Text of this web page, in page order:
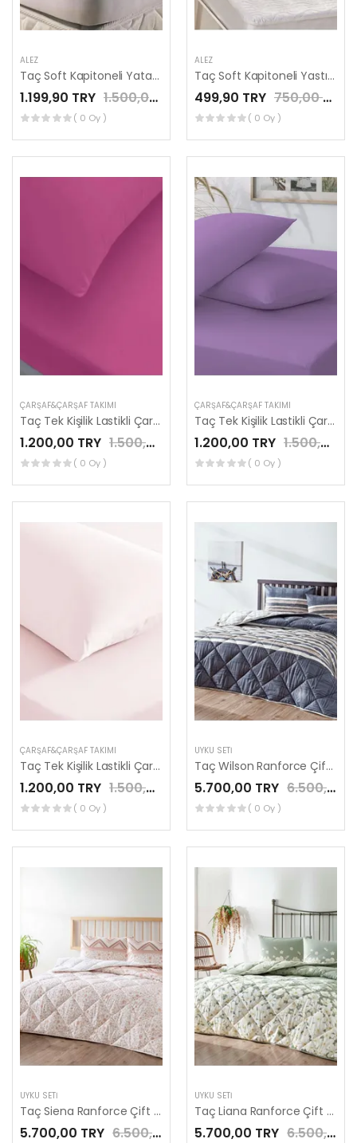
ALEZ
Taç Soft Kapitoneli Yatak Alezi Fitted Lastikli Tek Kişilik
1.199,90 TRY 1.500,00 TRY
( 0 Oy )
ALEZ
Taç Soft Kapitoneli Yastık Alezi
499,90 TRY 750,00 TRY
( 0 Oy )
ÇARŞAF&ÇARŞAF TAKIMI
Taç Tek Kişilik Lastikli Çarşaf Seti Fuşya
1.200,00 TRY 1.500,00 TRY
( 0 Oy )
ÇARŞAF&ÇARŞAF TAKIMI
Taç Tek Kişilik Lastikli Çarşaf Seti Koyu Lila
1.200,00 TRY 1.500,00 TRY
( 0 Oy )
ÇARŞAF&ÇARŞAF TAKIMI
Taç Tek Kişilik Lastikli Çarşaf Seti Pembe
1.200,00 TRY 1.500,00 TRY
( 0 Oy )
UYKU SETI
Taç Wilson Ranforce Çift Kişilik Yorgan Seti Lacivert
5.700,00 TRY 6.500,00 TRY
( 0 Oy )
UYKU SETI
Taç Siena Ranforce Çift Kişilik Yorgan Seti Kahve
5.700,00 TRY 6.500,00 TRY
UYKU SETI
Taç Liana Ranforce Çift Kişilik Yorgan Seti Yeşil
5.700,00 TRY 6.500,00 TRY